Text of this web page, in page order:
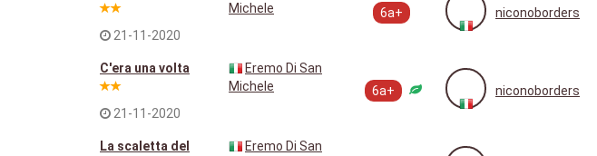
21-11-2020
Michele
6a+ niconoborders
C'era una volta
21-11-2020
Eremo Di San
Michele
6a+ niconoborders
La scaletta del
Eremo Di San